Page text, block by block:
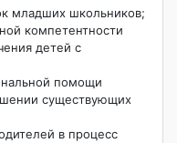
младших школьников;
компетентности
детей с
помощи
существующих
в процесс